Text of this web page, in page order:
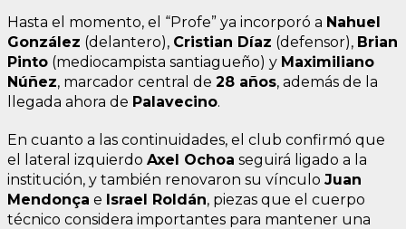
Hasta el momento, el “Profe” ya incorporó a Nahuel
González (delantero), Cristian Díaz (defensor), Brian
Pinto (mediocampista santiagueño) y Maximiliano
Núñez, marcador central de 28 años, además de la
llegada ahora de Palavecino.
En cuanto a las continuidades, el club confirmó que
el lateral izquierdo Axel Ochoa seguirá ligado a la
institución, y también renovaron su vínculo Juan
Mendonça e Israel Roldán, piezas que el cuerpo
técnico considera importantes para mantener una